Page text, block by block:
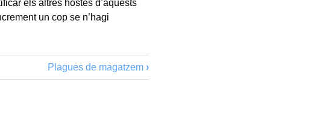
els altres hostes d’aquests
un cop se n’hagi
Plagues de magatzem ›